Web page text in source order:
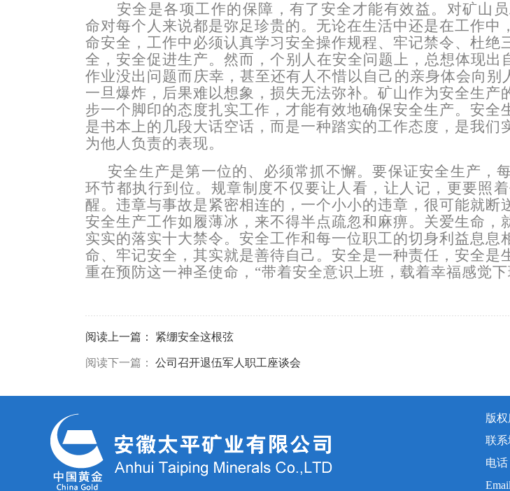
安全是各项工作的保障，有了安全才能有效益。对矿山
命对每个人来说都是弥足珍贵的。无论在生活中还是在工作
命安全，工作中必须认真学习安全操作规程、牢记禁令、杜
全，安全促进生产。然而，个别人在安全问题上，总想体现
作业没出问题而庆幸，甚至还有人不惜以自己的亲身体会向别
一旦爆炸，后果难以想象，损失无法弥补。矿山作为安全生
步一个脚印的态度扎实工作，才能有效地确保安全生产。安
是书本上的几段大话空话，而是一种踏实的工作态度，是我们
为他人负责的表现。
安全生产是第一位的、必须常抓不懈。要保证安全生产，
环节都执行到位。规章制度不仅要让人看，让人记，更要照
醒。违章与事故是紧密相连的，一个小小的违章，很可能就断
安全生产工作如履薄冰，来不得半点疏忽和麻痹。关爱生命
实实的落实十大禁令。安全工作和每一位职工的切身利益息
命、牢记安全，其实就是善待自己。安全是一种责任，安全
重在预防这一神圣使命，“带着安全意识上班，载着幸福感觉下
阅读上一篇： 紧绷安全这根弦
阅读下一篇： 公司召开退伍军人职工座谈会
版
联系
电